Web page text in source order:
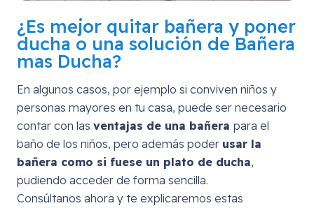
¿Es mejor quitar bañera y poner
ducha o una solución de Bañera
mas Ducha?
En algunos casos, por ejemplo si conviven niños y
personas mayores en tu casa, puede ser necesario
contar con las ventajas de una bañera para el
baño de los niños, pero además poder usar la
bañera como si fuese un plato de ducha,
pudiendo acceder de forma sencilla.
Consúltanos ahora y te explicaremos estas